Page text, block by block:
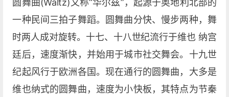
圆舞曲(Waltz)又称“华尔兹”，起源于奥地利北部的
一种民间三拍子舞蹈。圆舞曲分快、慢步两种，舞
时两人成对旋转。十七、十八世纪流行于维也 纳宫
廷后，速度渐快，并始用于城市社交舞会。十九世
纪起风行于欧洲各国。现在通行的圆舞曲，大多是
维也纳式的圆舞曲，速度为小快板，其特点为节秦